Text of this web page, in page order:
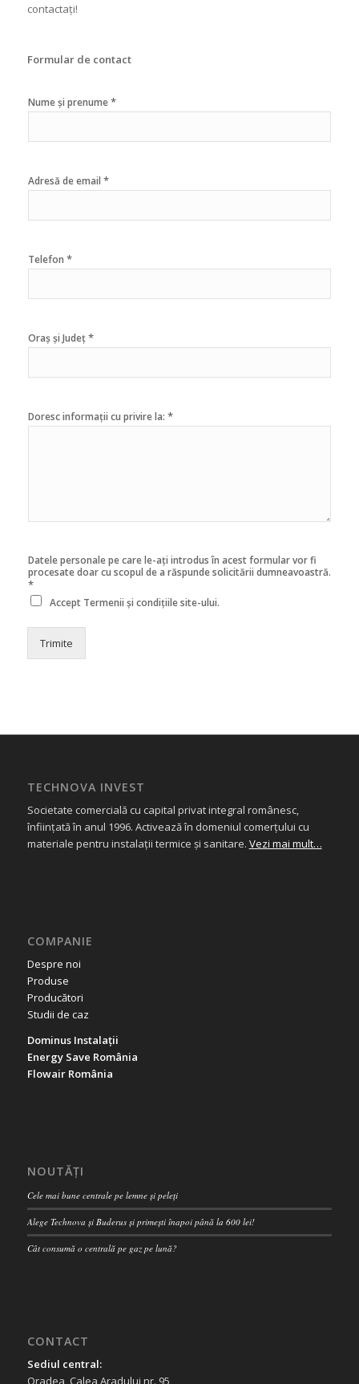
contactați!
Formular de contact
Nume și prenume*
Adresă de email *
Telefon *
Oraș și Județ*
Doresc informații cu privire la: *
Datele personale pe care le-ați introdus în acest formular vor fi
procesate doar cu scopul de a răspunde solicitării dumneavoastră.
*
Accept Termenii și condițiilesite-ului.
Trimite
TECHNOVA INVEST
Societate comercială cu capital privat integral românesc,
înființată în anul 1996. Activează în domeniul comerțului cu
materiale pentru instalații termice și sanitare. Vezi mai mult…
COMPANIE
Despre noi
Produse
Producători
Studii de caz
Dominus Instalații
Energy Save România
Flowair România
NOUTĂȚI
Cele mai bune centrale pe lemne și peleți
Alege Technova și Buderus și primești înapoi până la 600 lei!
Cât consumă o centrală pe gaz pe lună?
CONTACT
Sediul central:
Oradea, Calea Aradului nr. 95